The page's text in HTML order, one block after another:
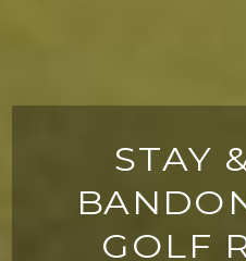
STAY
GOLF